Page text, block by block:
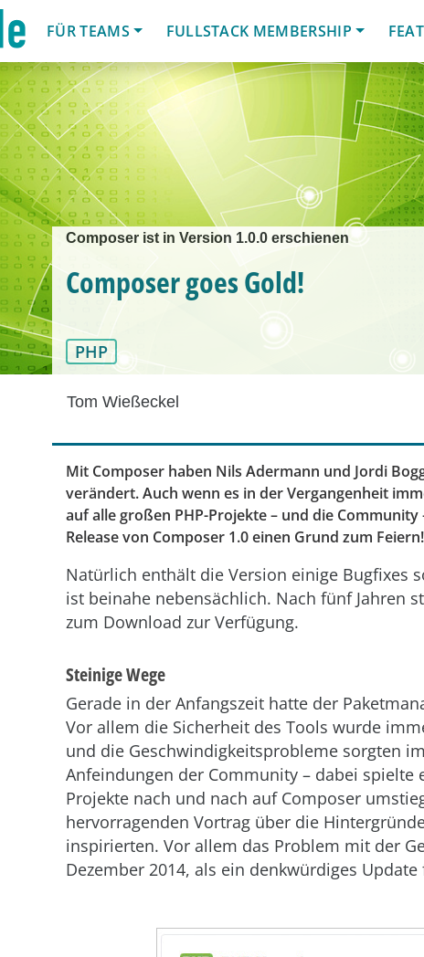
FÜR TEAMS
FULLSTACK MEMBERSHIP
Composer ist in Version 1.0.0 erschienen
Composer goes Gold!
PHP
Tom Wießeckel
Mit Composer haben Nils Adermann und Jordi
verändert. Auch wenn es in der Vergangenheit
auf alle großen PHP-Projekte – und die
Release von Composer 1.0 einen Grund zum Feiern!
Natürlich enthält die Version einige Bugfixes
ist beinahe nebensächlich. Nach fünf Jahren
zum Download zur Verfügung.
Steinige Wege
Gerade in der Anfangszeit hatte der
Vor allem die Sicherheit des Tools wurde
und die Geschwindigkeitsprobleme sorgten
Anfeindungen der Community – dabei spielte
Projekte nach und nach auf Composer
hervorragenden Vortrag über die
inspirierten. Vor allem das Problem mit der
Dezember 2014, als ein denkwürdiges